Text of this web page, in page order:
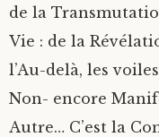
de la
Vie : de la
l’Au-delà, les
Non- encore
Autre… C’est la